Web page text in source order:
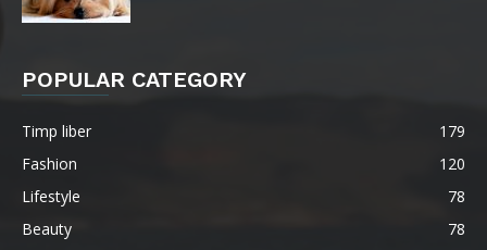
POPULAR CATEGORY
Timp liber
179
Fashion
120
Lifestyle
78
Beauty
78